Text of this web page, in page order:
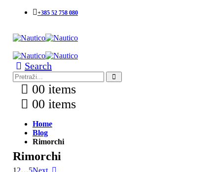
+385 52 758 080
Search
00 items
00 items
Home
Blog
Rimorchi
Rimorchi
1 2…5Next